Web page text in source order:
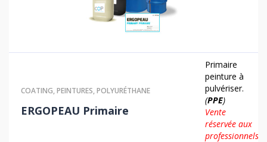
COATING,PEINTURES,POLYURÉTHANE
ERGOPEAU Primaire
Primaire
peinture à
pulvériser.
(PPE)
Vente
réservée aux
professionnels.